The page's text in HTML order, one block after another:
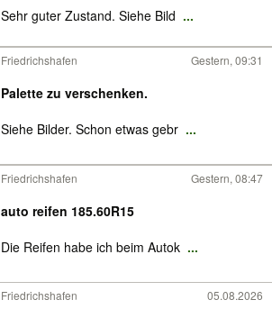
Sehr guter Zustand. Siehe Bild ...
Friedrichshafen Gestern, 09:31
Palette zu verschenken.
Siehe Bilder. Schon etwas gebr ...
Friedrichshafen Gestern, 08:47
auto reifen 185.60R15
Die Reifen habe ich beim Autok ...
Friedrichshafen 05.08.2026